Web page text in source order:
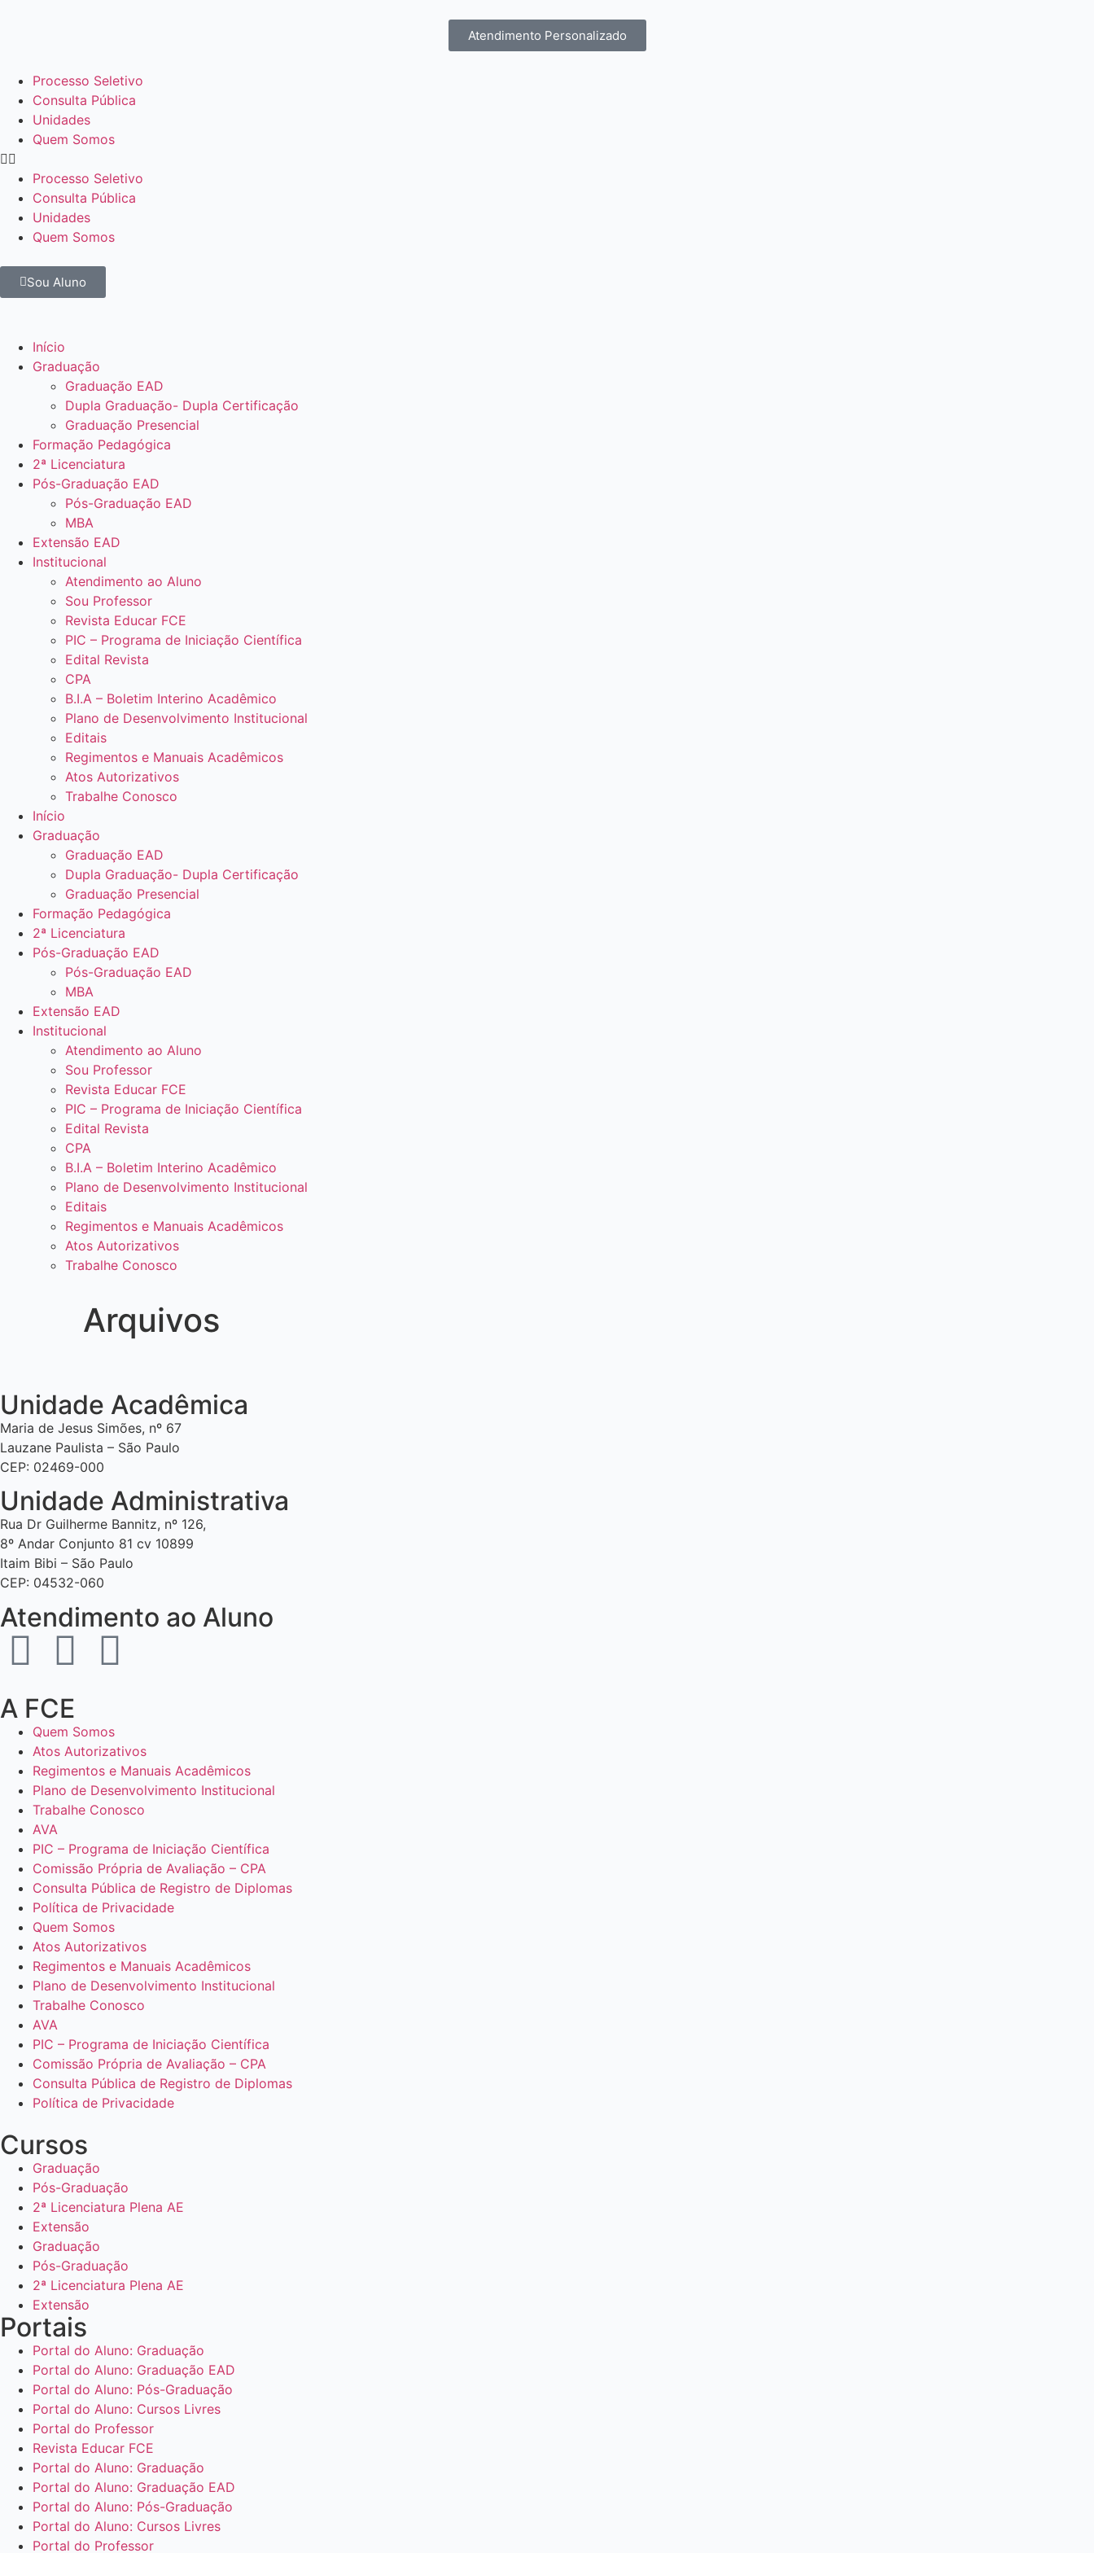
Atendimento Personalizado
Processo Seletivo
Consulta Pública
Unidades
Quem Somos
Processo Seletivo
Consulta Pública
Unidades
Quem Somos
Sou Aluno
Início
Graduação
Graduação EAD
Dupla Graduação- Dupla Certificação
Graduação Presencial
Formação Pedagógica
2ª Licenciatura
Pós-Graduação EAD
Pós-Graduação EAD
MBA
Extensão EAD
Institucional
Atendimento ao Aluno
Sou Professor
Revista Educar FCE
PIC – Programa de Iniciação Científica
Edital Revista
CPA
B.I.A – Boletim Interino Acadêmico
Plano de Desenvolvimento Institucional
Editais
Regimentos e Manuais Acadêmicos
Atos Autorizativos
Trabalhe Conosco
Início
Graduação
Graduação EAD
Dupla Graduação- Dupla Certificação
Graduação Presencial
Formação Pedagógica
2ª Licenciatura
Pós-Graduação EAD
Pós-Graduação EAD
MBA
Extensão EAD
Institucional
Atendimento ao Aluno
Sou Professor
Revista Educar FCE
PIC – Programa de Iniciação Científica
Edital Revista
CPA
B.I.A – Boletim Interino Acadêmico
Plano de Desenvolvimento Institucional
Editais
Regimentos e Manuais Acadêmicos
Atos Autorizativos
Trabalhe Conosco
Arquivos
Unidade Acadêmica
Maria de Jesus Simões, nº 67
Lauzane Paulista – São Paulo
CEP: 02469-000
Unidade Administrativa
Rua Dr Guilherme Bannitz, nº 126,
8º Andar Conjunto 81 cv 10899
Itaim Bibi – São Paulo
CEP: 04532-060
Atendimento ao Aluno
A FCE
Quem Somos
Atos Autorizativos
Regimentos e Manuais Acadêmicos
Plano de Desenvolvimento Institucional
Trabalhe Conosco
AVA
PIC – Programa de Iniciação Científica
Comissão Própria de Avaliação – CPA
Consulta Pública de Registro de Diplomas
Política de Privacidade
Quem Somos
Atos Autorizativos
Regimentos e Manuais Acadêmicos
Plano de Desenvolvimento Institucional
Trabalhe Conosco
AVA
PIC – Programa de Iniciação Científica
Comissão Própria de Avaliação – CPA
Consulta Pública de Registro de Diplomas
Política de Privacidade
Cursos
Graduação
Pós-Graduação
2ª Licenciatura Plena AE
Extensão
Graduação
Pós-Graduação
2ª Licenciatura Plena AE
Extensão
Portais
Portal do Aluno: Graduação
Portal do Aluno: Graduação EAD
Portal do Aluno: Pós-Graduação
Portal do Aluno: Cursos Livres
Portal do Professor
Revista Educar FCE
Portal do Aluno: Graduação
Portal do Aluno: Graduação EAD
Portal do Aluno: Pós-Graduação
Portal do Aluno: Cursos Livres
Portal do Professor